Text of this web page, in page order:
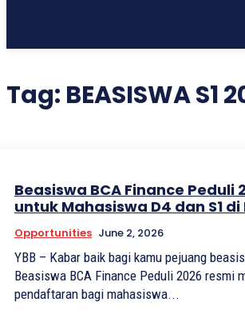
Tag: BEASISWA S1
Beasiswa BCA Finance Peduli
untuk Mahasiswa D4 dan S1
Opportunities June 2, 2026
YBB – Kabar baik bagi kamu pejuang
Beasiswa BCA Finance Peduli 2026 resmi
pendaftaran bagi mahasiswa...